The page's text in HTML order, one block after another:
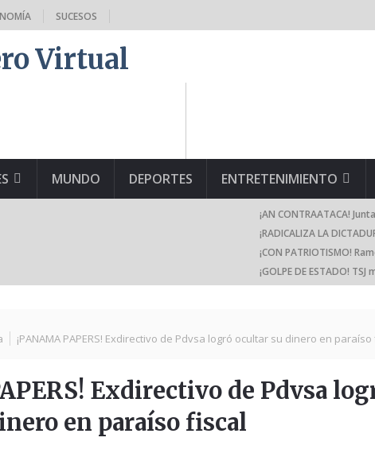
SUCESOS
MUNDO DEPORTES ENTRETENIMIENTO
¡AN CONTRAATACA!
¡RADICALIZA LA
¡CON PATRIOTISMO!
¡GOLPE DE ESTADO!
¡PANAMA PAPERS! Exdirectivo de Pdvsa logró ocultar su dinero en
Exdirectivo de Pdvsa
en paraíso fiscal